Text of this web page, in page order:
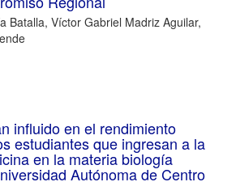
Batalla, Víctor Gabriel Madriz Aguilar,
influido en el rendimiento
estudiantes que ingresan a la
en la materia biología
Autónoma de Centro